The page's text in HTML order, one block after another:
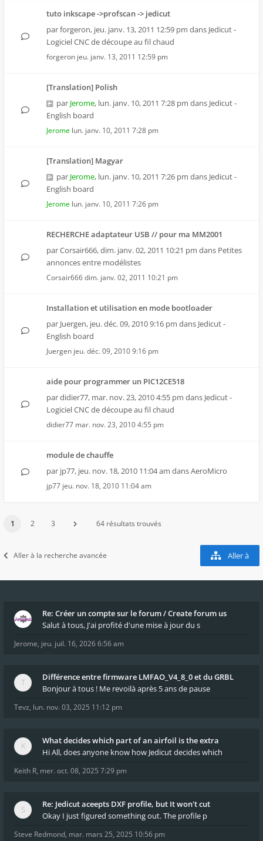
tuto inkscape ->profscan -> jedicut
parforgeron, jeu. janv. 13, 2011 12:59 pm dans Jedicut -
Logiciel CNC de découpe au fil chaud
forgeron jeu. janv. 13, 2011 12:59 pm
[Translation] Polish
par Jerome, lun. janv. 10, 2011 7:28 pm dans Jedicut -
English board
Jerome lun. janv. 10, 2011 7:28 pm
[Translation] Magyar
par Jerome, lun. janv. 10, 2011 7:26 pm dans Jedicut -
English board
Jerome lun. janv. 10, 2011 7:26 pm
RECHERCHE adaptateur USB // pour ma MM2001
parCorsair666,dim. janv. 02, 2011 10:21 pm dans Petites
annonces entre modélistes
Corsair666dim. janv. 02, 2011 10:21 pm
Installation et utilisation en mode bootloader
par Juergen, jeu. déc. 09, 2010 9:16 pm dans Jedicut -
English board
Juergen jeu. déc. 09, 2010 9:16 pm
aide pour programmer un PIC12CE518
pardidier77, mar. nov. 23, 2010 4:55 pm dans Jedicut -
Logiciel CNC de découpe au fil chaud
didier77 mar. nov. 23, 2010 4:55 pm
module de chauffe
par jp77, jeu. nov. 18, 2010 11:04 am dansAeroMicro
jp77 jeu. nov. 18, 2010 11:04 am
1 2 3 64 résultats trouvés
Aller à la recherche avancée Aller à
Re: Créer un compte sur le forum / Create forum us
Salut à tous, J'ai profité d'une mise à jour du s
Jerome, jeu. juil. 16, 2026 6:56 am
Différence entre firmware LMFAO_V4_8_0 et du GRBL
Bonjour à tous ! Me revoilà après 5 ans de pause
Tevz, lun. nov. 03, 2025 11:12 pm
What decides which part of an airfoil is the extra
Hi All, does anyone know how Jedicut decides which
Keith R, mer. oct. 08, 2025 7:29 pm
Re: Jedicut aceepts DXF profile, but It won't cut
Okay I just figured something out. The profile p
Steve Redmond, mar. mars 25, 2025 10:56 pm